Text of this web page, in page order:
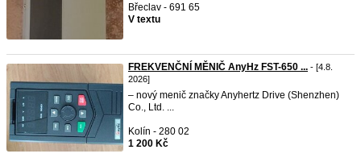
Břeclav - 691 65
V textu
FREKVENČNÍ MĚNIČ AnyHz FST-650 ... - [4.8.
2026]
– nový menič značky Anyhertz Drive (Shenzhen)
Co., Ltd. ...
Kolín - 280 02
1 200 Kč